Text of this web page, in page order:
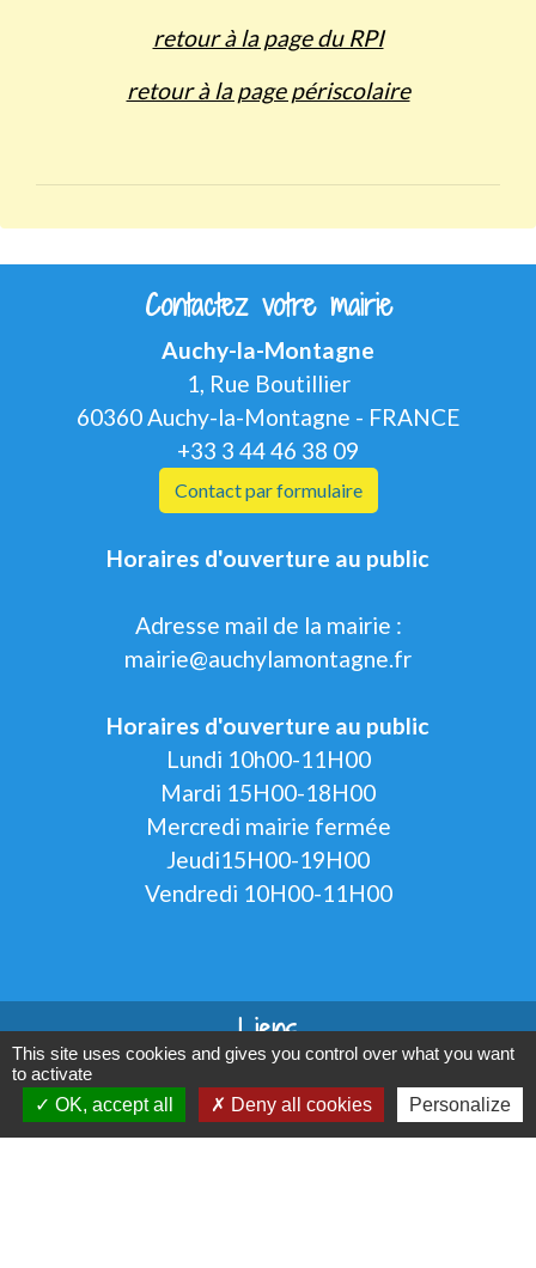
retour à la page du RPI
retour à la page périscolaire
Contactez votre mairie
Auchy-la-Montagne
1, Rue Boutillier
60360 Auchy-la-Montagne - FRANCE
+33 3 44 46 38 09
Contact par formulaire
Horaires d'ouverture au public
Adresse mail de la mairie :
mairie@auchylamontagne.fr
Horaires d'ouverture au public
Lundi 10h00-11H00
Mardi 15H00-18H00
Mercredi mairie fermée
Jeudi15H00-19H00
Vendredi 10H00-11H00
Liens
Oise mobilité
Agence nationale des titres sécurisés
Service Public
This site uses cookies and gives you control over what you want
to activate
OK, accept all
Deny all cookies Personalize